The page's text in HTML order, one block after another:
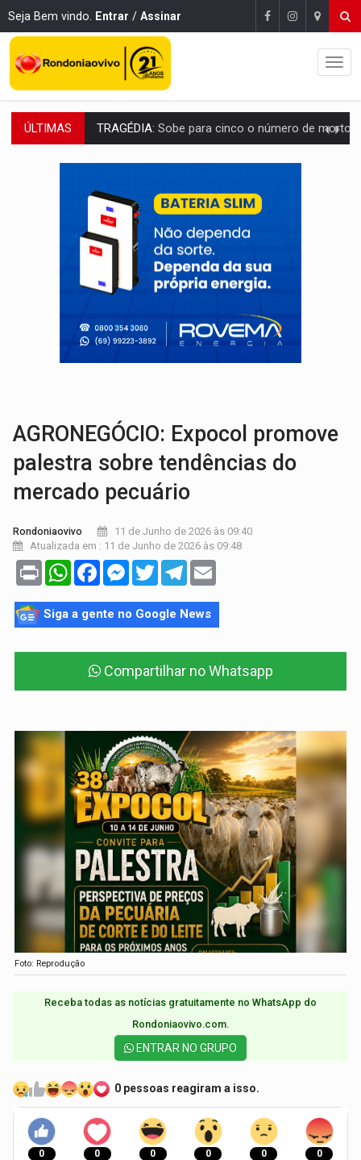
Seja Bem vindo. Entrar / Assinar
ÚLTIMAS TRANSPORTE DE ARROZ:MPF assegura cumprimento da legislação sobre transporte
DEEPFAKE:Sancionada lei contra violência sexual infantil na
COLEGIADO:Brasil e Rússia discutem energia nuclear, defesa e
URGENTE: Colisão entre caminhão e carro deixa quatro mortos e um em
ENCONTRO:Amazônia Negra ganha projeção nacional com participação de
PREVISÃO:Porto Velho tem chances de chuvas isoladas nesta
SINDICATOS UNIDOS:Assembleia Geral delibera greve da educação
TRAGÉDIA:
AGRONEGÓCIO: Expocol promove
palestra sobre tendências do
mercado pecuário
Rondoniaovivo
11 de Junho de 2026 às 09:40
Atualizada em : 11 de Junho de 2026 às 09:48
Print WhatsAppFacebookMessenger
TwitterTelegram
Siga a gente no Google News
Compartilhar no Whatsapp
Foto: Reprodução
Receba todas as notícias gratuitamente no WhatsApp do
Rondoniaovivo.com.​
ENTRAR NO GRUPO
0 pessoas reagiram a isso.
0 0 0 0 0 0